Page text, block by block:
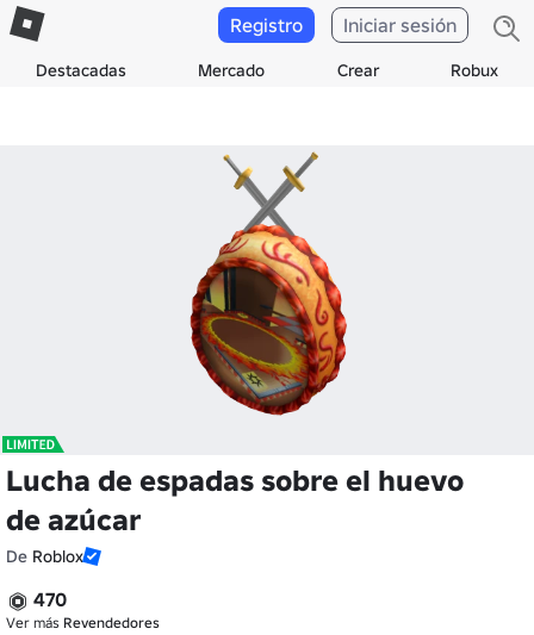
Destacadas Mercado Crear Robux
Registro Iniciar sesión
Lucha de espadas sobre el huevo
de azúcar
De Roblox
470
Ver más Revendedores